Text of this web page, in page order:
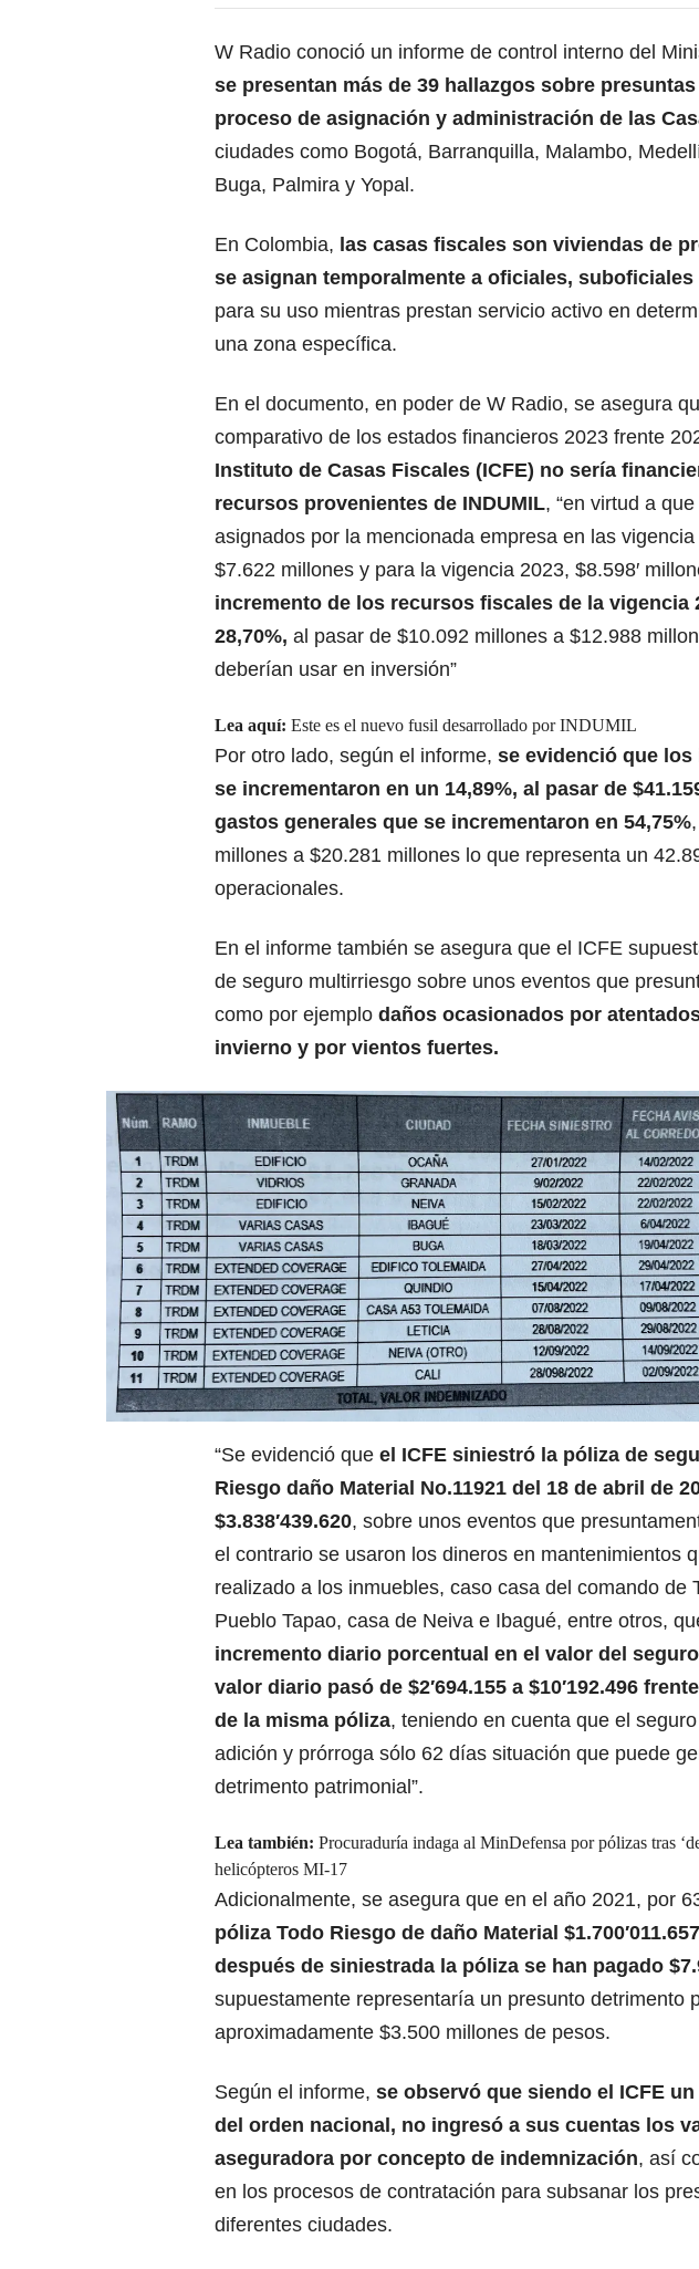
W Radio conoció un informe de control interno del
se presentan más de 39 hallazgos sobre
proceso de asignación y administración de las
ciudades como Bogotá, Barranquilla, Malambo,
Buga, Palmira y Yopal.
En Colombia, las casas fiscales son viviendas de
se asignan temporalmente a oficiales, suboficiales
para su uso mientras prestan servicio activo en
una zona específica.
En el documento, en poder de W Radio, se asegura
comparativo de los estados financieros 2023 frente
Instituto de Casas Fiscales (ICFE) no sería
recursos provenientes de INDUMIL, “en virtud a
asignados por la mencionada empresa en las
$7.622 millones y para la vigencia 2023, $8.598′
incremento de los recursos fiscales de la vigencia
28,70%, al pasar de $10.092 millones a $12.988
deberían usar en inversión”
Lea aquí: Este es el nuevo fusil desarrollado por INDUMIL
Por otro lado, según el informe, se evidenció que
se incrementaron en un 14,89%, al pasar de
gastos generales que se incrementaron en 54,75%
millones a $20.281 millones lo que representa un
operacionales.
En el informe también se asegura que el ICFE
de seguro multirriesgo sobre unos eventos que
como por ejemplo daños ocasionados por
invierno y por vientos fuertes.
“Se evidenció que el ICFE siniestró la póliza de
Riesgo daño Material No.11921 del 18 de abril de
$3.838′439.620, sobre unos eventos que
el contrario se usaron los dineros en mantenimientos
realizado a los inmuebles, caso casa del comando de
Pueblo Tapao, casa de Neiva e Ibagué, entre otros,
incremento diario porcentual en el valor del seguro
valor diario pasó de $2′694.155 a $10′192.496
de la misma póliza, teniendo en cuenta que el
adición y prórroga sólo 62 días situación que puede
detrimento patrimonial”.
Lea también: Procuraduría indaga al MinDefensa por pólizas tras
helicópteros MI-17
Adicionalmente, se asegura que en el año 2021, por
póliza Todo Riesgo de daño Material
después de siniestrada la póliza se han pagado
supuestamente representaría un presunto detrimento
aproximadamente $3.500 millones de pesos.
Según el informe, se observó que siendo el ICFE
del orden nacional, no ingresó a sus cuentas los
aseguradora por concepto de indemnización, así
en los procesos de contratación para subsanar los
diferentes ciudades.